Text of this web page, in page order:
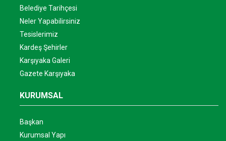
Belediye Tarihçesi
Neler Yapabilirsiniz
Tesislerimiz
Kardeş Şehirler
Karşıyaka Galeri
Gazete Karşıyaka
KURUMSAL
Başkan
Kurumsal Yapı